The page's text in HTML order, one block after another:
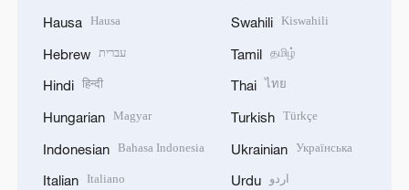
Hausa Hausa
Hebrew עברית
Hindi हिन्दी
Hungarian Magyar
Indonesian Bahasa Indonesia
Italian Italiano
Swahili Kiswahili
Tamil தமிழ்
Thai ไทย
Turkish Türkçe
Ukrainian Українська
Urdu اردو